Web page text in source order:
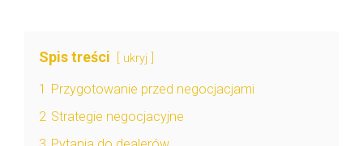
Spis treści ukryj
1 Przygotowanie przed negocjacjami
2 Strategie negocjacyjne